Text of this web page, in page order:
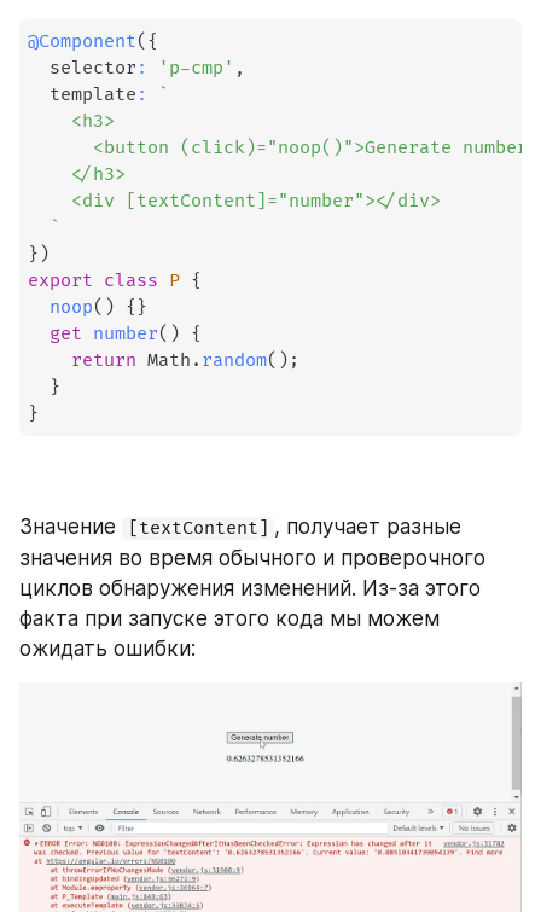
@Component( {
  selector
: 'p-cmp' ,
  template
:
`
    <h3>
<button (click)="noop()">Generate
    </h3>
    <div [textContent]="number"></div>
`
} )
export class P {
noop( ) { }
get number( ) {
return Math . random( ) ;
}
}
Значение [textContent] , получает разные
значения во время обычного и проверочного
циклов обнаружения изменений. Из-за этого
факта при запуске этого кода мы можем
ожидать ошибки: